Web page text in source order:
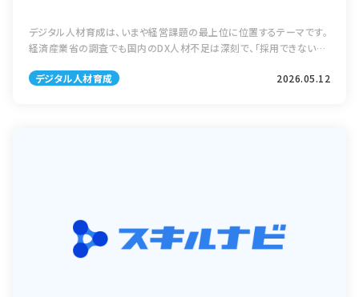
デジタル人材育成は、いまや経営課題の最上位に位置するテーマです。
経済産業省の調査でも国内のDX人材不足は深刻で、「採用できない、
ありません。外部採用だけでは […]
デジタル人材育成 2026.05.12